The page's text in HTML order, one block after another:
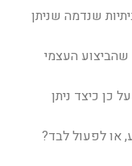
שנדמה שניתן
העצמי
כן כיצד ניתן
או לפעול לבד?